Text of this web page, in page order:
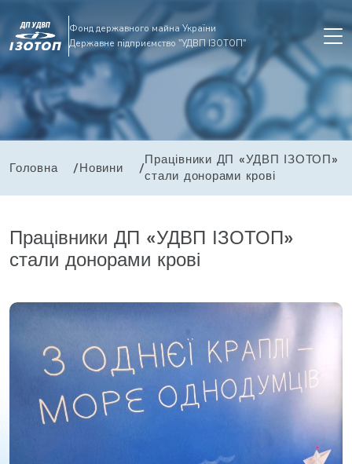
Фонд державного майна України
Державне підприємство "УДВП ІЗОТОП"
Головна Новини
Працівники ДП «УДВП ІЗОТОП»
стали донорами крові
Працівники ДП «УДВП ІЗОТОП»
стали донорами крові